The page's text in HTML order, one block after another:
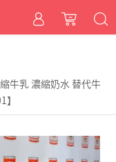
牛乳 濃縮奶水 替代牛